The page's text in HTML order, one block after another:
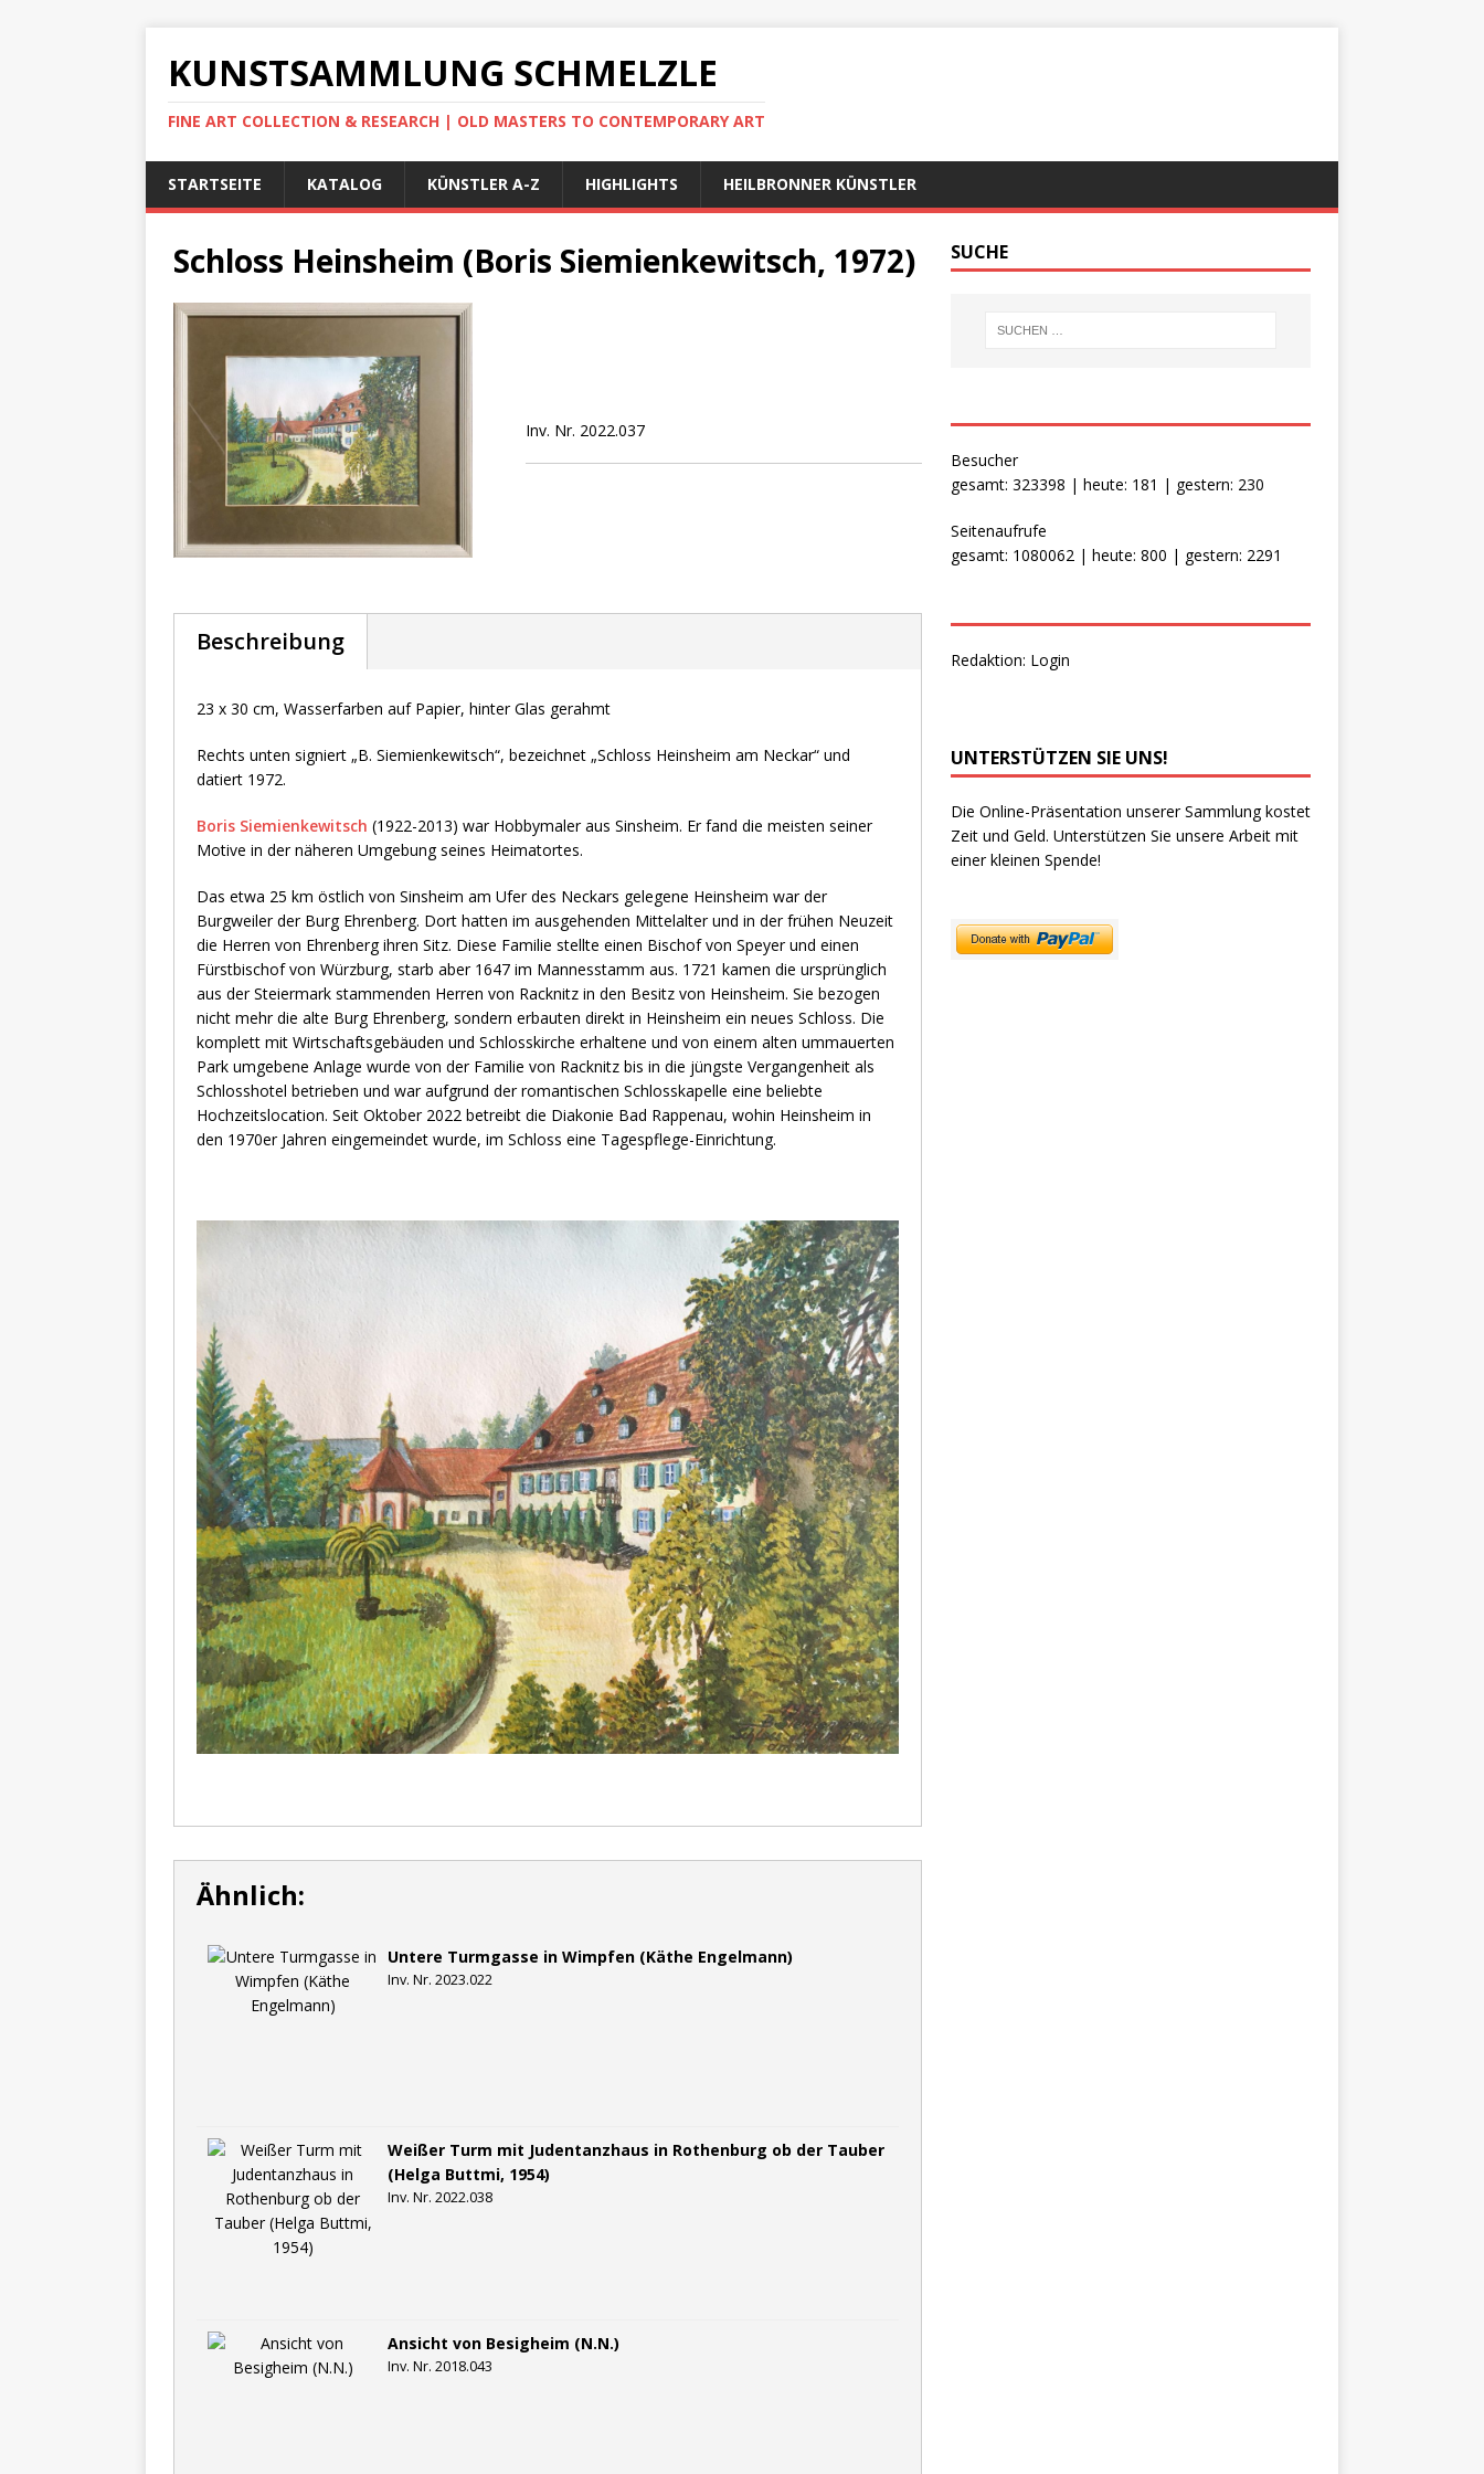
KUNSTSAMMLUNG SCHMELZLE
FINE ART COLLECTION & RESEARCH | OLD MASTERS TO CONTEMPORARY ART
STARTSEITE KATALOG KÜNSTLER A-Z HIGHLIGHTS HEILBRONNER KÜNSTLER
Schloss Heinsheim (Boris Siemienkewitsch, 1972)
Inv. Nr. 2022.037
Beschreibung
23 x 30 cm, Wasserfarben auf Papier, hinter Glas gerahmt
Rechts unten signiert „B. Siemienkewitsch“, bezeichnet „Schloss Heinsheim am Neckar“ und
datiert 1972.
Boris Siemienkewitsch (1922-2013) war Hobbymaler aus Sinsheim. Er fand die meisten seiner
Motive in der näheren Umgebung seines Heimatortes.
Das etwa 25 km östlich von Sinsheim am Ufer des Neckars gelegene Heinsheim war der
Burgweiler der Burg Ehrenberg. Dort hatten im ausgehenden Mittelalter und in der frühen Neuzeit
die Herren von Ehrenberg ihren Sitz. Diese Familie stellte einen Bischof von Speyer und einen
Fürstbischof von Würzburg, starb aber 1647 im Mannesstamm aus. 1721 kamen die ursprünglich
aus der Steiermark stammenden Herren von Racknitz in den Besitz von Heinsheim. Sie bezogen
nicht mehr die alte Burg Ehrenberg, sondern erbauten direkt in Heinsheim ein neues Schloss. Die
komplett mit Wirtschaftsgebäuden und Schlosskirche erhaltene und von einem alten ummauerten
Park umgebene Anlage wurde von der Familie von Racknitz bis in die jüngste Vergangenheit als
Schlosshotel betrieben und war aufgrund der romantischen Schlosskapelle eine beliebte
Hochzeitslocation. Seit Oktober 2022 betreibt die Diakonie Bad Rappenau, wohin Heinsheim in
den 1970er Jahren eingemeindet wurde, im Schloss eine Tagespflege-Einrichtung.
Ähnlich:
Untere Turmgasse in Wimpfen (Käthe Engelmann)
Inv. Nr. 2023.022
Weißer Turm mit Judentanzhaus in Rothenburg ob der Tauber
(Helga Buttmi, 1954)
Inv. Nr. 2022.038
Ansicht von Besigheim (N.N.)
Inv. Nr. 2018.043
SUCHE
Besucher
gesamt: 323398 | heute: 181 | gestern: 230
Seitenaufrufe
gesamt: 1080062 | heute: 800 | gestern: 2291
Redaktion: Login
UNTERSTÜTZEN SIE UNS!
Die Online-Präsentation unserer Sammlung kostet
Zeit und Geld. Unterstützen Sie unsere Arbeit mit
einer kleinen Spende!